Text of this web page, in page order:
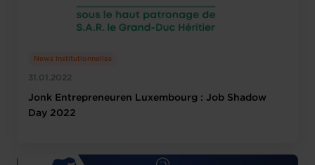
31.01.2022
News institutionnelles
Jonk Entrepreneuren Luxembourg : Job Shadow
Day 2022